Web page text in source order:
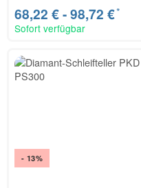
68,22 € -98,72 €*
Sofort verfügbar
- 13%